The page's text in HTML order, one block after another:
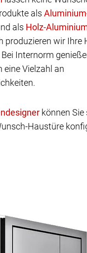
als
als
produzieren wir Ihre
Internorm
eine Vielzahl an
können
Haustüre